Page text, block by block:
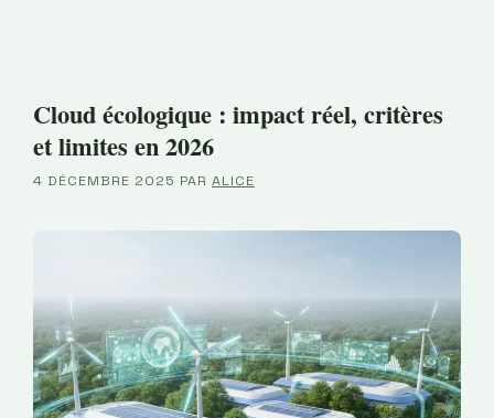
Cloud écologique : impact réel, critères
et limites en 2026
4 DÉCEMBRE 2025 PAR ALICE